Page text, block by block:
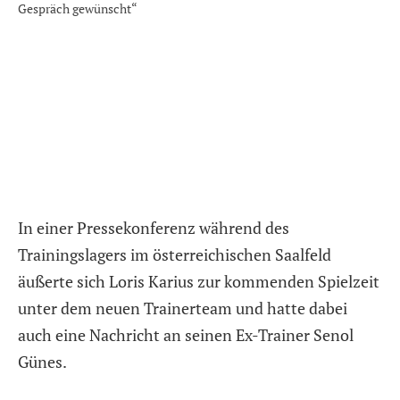
In einer Pressekonferenz während des
Trainingslagers im österreichischen Saalfeld
äußerte sich Loris Karius zur kommenden Spielzeit
unter dem neuen Trainerteam und hatte dabei
auch eine Nachricht an seinen Ex-Trainer Senol
Günes.